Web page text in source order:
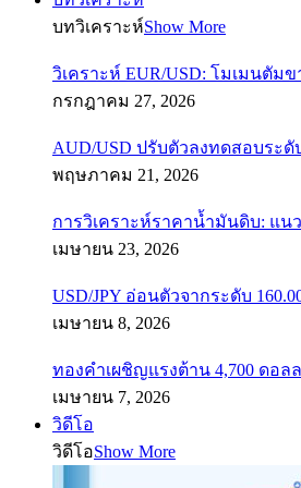
บทวิเคราะห์Show More
วิเคราะห์ EUR/USD: โมเมนตัม
กรกฎาคม 27, 2026
AUD/USD ปรับตัวลงทดสอบระดั
พฤษภาคม 21, 2026
การวิเคราะห์ราคาน้ำมันดิบ: แ
เมษายน 23, 2026
USD/JPY อ่อนตัวจากระดับ
เมษายน 8, 2026
ทองคำเผชิญแรงต้าน 4,700 ดอล
เมษายน 7, 2026
วิดีโอ
วิดีโอShow More